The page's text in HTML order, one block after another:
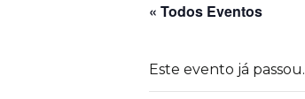
« Todos Eventos
Este evento já passou.